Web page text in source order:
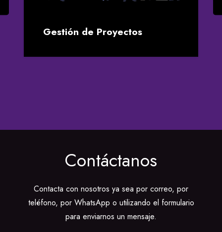
Gestión de Proyectos
Contáctanos
Contacta con nosotros ya sea por correo, por
teléfono, por WhatsApp o utilizando el formulario
para enviarnos un mensaje.